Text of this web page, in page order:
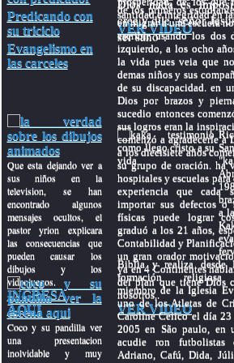
cree y dile "señor
ser sano".
Predicando con
su triciclo
Evangelismo en
las carceles
Que esta dejando ver a
sus niños en la
television, se han
encontrado algunos
mensajes ocultos, el
pastor yrion explicara
las consecuencias que
pueden causar los
dibujos y los
videojuegos.
INGRESA
AQUI
Coco y su pandilla ver
una presentacion
inolvidable y muy
santidad e integridad en
VER VIDEO
de los primeros
en migrar a una escuela
escribir usando los dos
izquierdo, a los ocho
la vida pues veia que
demas niños y sus
de su discapacidad. en
Dios por brazos y
sucedio entonces
sus logros eran la
comenzó a agradecerle a
a los diecisiete años
su grupo de oración. ha
hospitales y escuelas para
experiencia que cada
importar sus defectos o
físicas puede lograr
graduó a los 21 años,
Contabilidad y
un gran orador
ya en 4 Continentes
del plan que tiene Dios
nosotros..
VER VIDEO
a
Biblia y realiza desde
formación religiosa
miembro de la Iglesia
uno de los Atletas de
Caroline Celico el día 23
2005 en São paulo, en
acudie ron futbolistas
Adriano, Cafú, Dida,